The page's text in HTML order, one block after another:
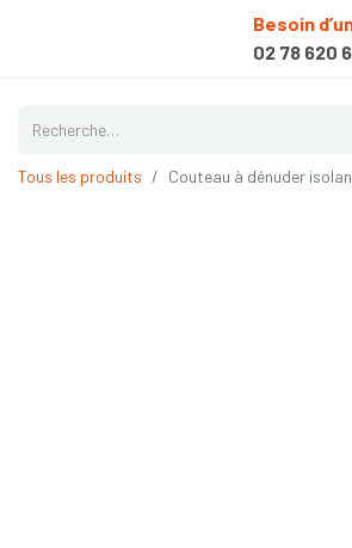
Besoin
02 78 620
Tous les produits Couteau à dénuder